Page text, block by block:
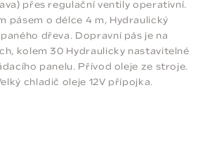
přes regulační ventily operativní.
pásem o délce 4 m, Hydraulický
dřeva. Dopravní pás je na
kolem 30 Hydraulicky nastavitelné
panelu. Přívod oleje ze stroje.
chladič oleje 12V přípojka.